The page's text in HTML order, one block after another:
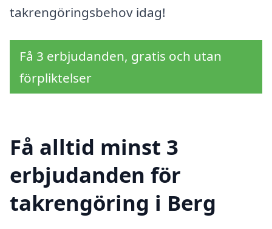
takrengöringsbehov idag!
Få 3 erbjudanden, gratis och utan
förpliktelser
Få alltid minst 3
erbjudanden för
takrengöring i Berg